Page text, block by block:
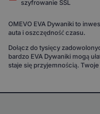
szyfrowanie SSL
OMEVO EVA Dywaniki to
auta i oszczędność czasu.
Dołącz do tysięcy
bardzo EVA Dywaniki mogą
staje się przyjemnością. Twoje